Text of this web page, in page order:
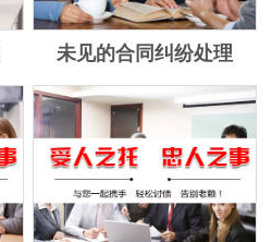
未见的合同纠纷处理